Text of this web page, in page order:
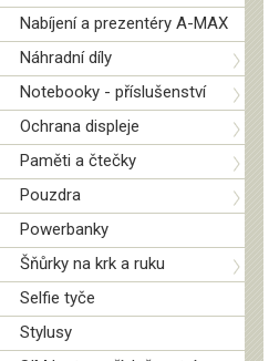
Nabíjení a prezentéry A-MAX
Náhradní díly
Notebooky - příslušenství
Ochrana displeje
Paměti a čtečky
Pouzdra
Powerbanky
Šňůrky na krk a ruku
Selfie tyče
Stylusy